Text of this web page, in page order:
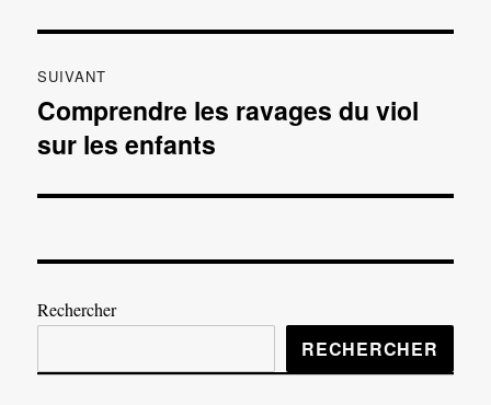
SUIVANT
Publication
suivante :
Comprendre les ravages du viol
sur les enfants
Rechercher
RECHERCHER